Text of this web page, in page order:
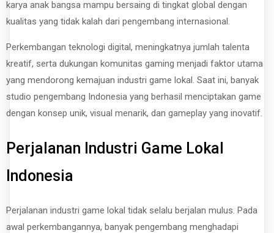
karya anak bangsa mampu bersaing di tingkat global dengan
kualitas yang tidak kalah dari pengembang internasional.
Perkembangan teknologi digital, meningkatnya jumlah talenta
kreatif, serta dukungan komunitas gaming menjadi faktor utama
yang mendorong kemajuan industri game lokal. Saat ini, banyak
studio pengembang Indonesia yang berhasil menciptakan game
dengan konsep unik, visual menarik, dan gameplay yang inovatif.
Perjalanan Industri Game Lokal
Indonesia
Perjalanan industri game lokal tidak selalu berjalan mulus. Pada
awal perkembangannya, banyak pengembang menghadapi